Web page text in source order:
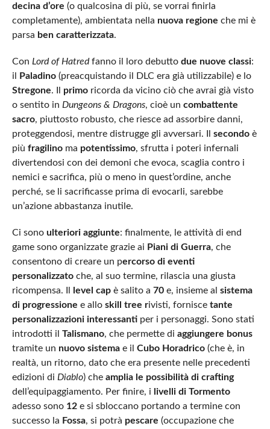
decina d’ore (o qualcosina di più, se vorrai finirla
completamente), ambientata nella nuova regione che mi è
parsa ben caratterizzata.
Con Lord of Hatredfanno il loro debutto due nuove classi:
il
Paladino(preacquistando il DLC era già utilizzabile) e lo
Stregone. Il primoricorda da vicino ciò che avrai già visto
o sentito in Dungeons & Dragons, cioè un combattente
sacro, piuttosto robusto, che riesce ad assorbire danni,
proteggendosi, mentre distrugge gli avversari. Il secondoè
più fragilinoma potentissimo, sfrutta i poteri infernali
divertendosi con dei demoni che evoca, scaglia contro i
nemici e sacrifica, più o meno in quest’ordine, anche
perché, se li sacrificasse prima di evocarli, sarebbe
un’azione abbastanza inutile.
Ci sono ulteriori aggiunte: finalmente, le attività di end
game sono organizzate grazie ai Piani di Guerra, che
consentono di creare un percorso di eventi
personalizzatoche, al suo termine, rilascia una giusta
ricompensa. Il
level capè salito a 70e, insieme al sistema
di progressione e allo skill tree rivisti, forniscetante
personalizzazioni interessantiper i personaggi. Sono stati
introdotti il Talismano, che permette di aggiungere bonus
tramite un nuovo sistemae il Cubo Horadrico(che è, in
realtà, un ritorno, dato che era presente nelle precedenti
edizioni di Diablo) che amplia le possibilità di crafting
dell’equipaggiamento. Per finire, i livelli di Tormento
adesso sono 12e si sbloccano portando a termine con
successo la Fossa, si potrà pescare (occupazione che